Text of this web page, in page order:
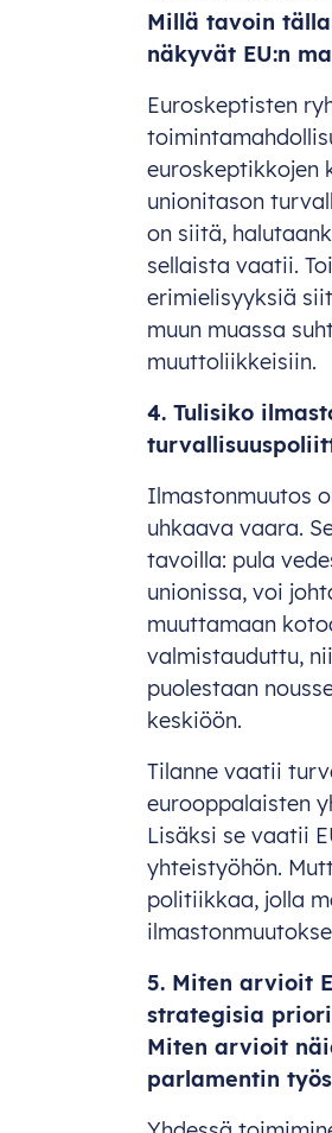
Millä tavoin
näkyvät EU:n
Euroskeptisten
euroskeptikkojen
unionitason
on siitä,
sellaista vaatii.
erimielisyyksiä
muun muassa
muuttoliikkeisiin.
4. Tulisiko
Ilmastonmuutos
uhkaava vaara.
tavoilla: pula
unionissa, voi
muuttamaan
valmistauduttu,
puolestaan
keskiöön.
Tilanne vaatii
eurooppalaisten
Lisäksi se vaatii
yhteistyöhön.
politiikkaa, jolla
5. Miten arvioit
strategisia
Miten arvioit
parlamentin